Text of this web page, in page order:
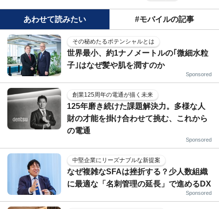
あわせて読みたい #モバイルの記事
その秘めたるポテンシャルとは
世界最小、約1ナノメートルの｢微細水粒
子｣はなぜ髪や肌を潤すのか
Sponsored
創業125周年の電通が描く未来
125年磨き続けた課題解決力。多様な人
財の才能を掛け合わせて挑む、これから
の電通
Sponsored
中堅企業にリーズナブルな新提案
なぜ複雑なSFAは挫折する？少人数組織
に最適な「名刺管理の延長」で進めるDX
Sponsored